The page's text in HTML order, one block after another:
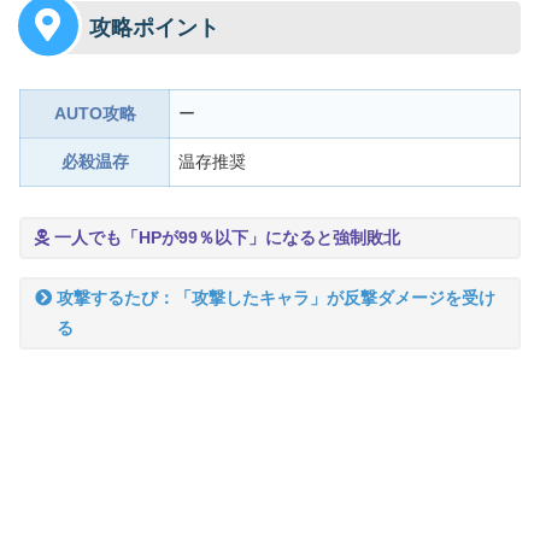
攻略ポイント
AUTO攻略 ー
必殺温存 温存推奨
一人でも「HPが99％以下」になると強制敗北
攻撃するたび：「攻撃したキャラ」が反撃ダメージを受け
る